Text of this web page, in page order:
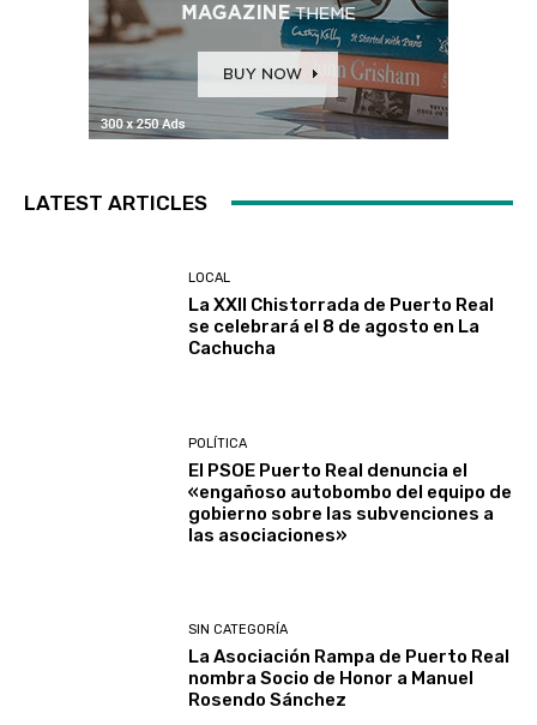
LATEST ARTICLES
LOCAL
La XXII Chistorrada de Puerto Real
se celebrará el 8 de agosto en La
Cachucha
POLÍTICA
El PSOE Puerto Real denuncia el
«engañoso autobombo del equipo de
gobierno sobre las subvenciones a
las asociaciones»
SIN CATEGORÍA
La Asociación Rampa de Puerto Real
nombra Socio de Honor a Manuel
Rosendo Sánchez